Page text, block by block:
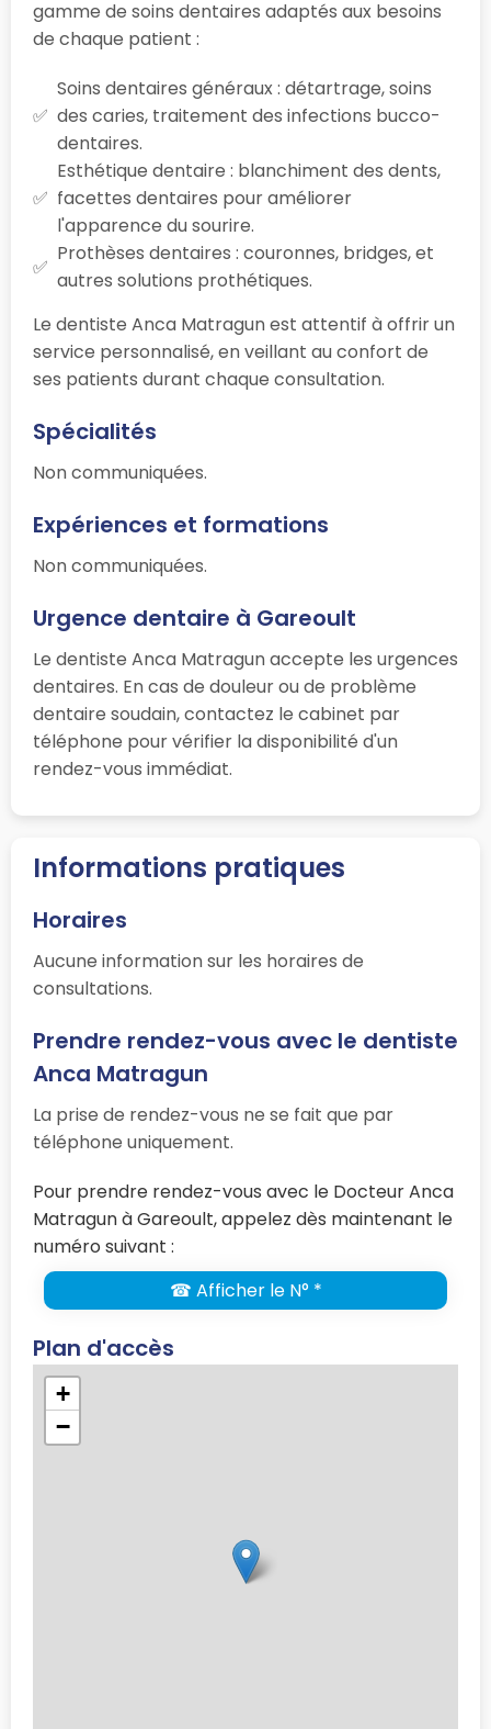
gamme de soins dentaires adaptés aux besoins
de chaque patient :
Soins dentaires généraux : détartrage, soins
des caries, traitement des infections bucco-
dentaires.
Esthétique dentaire : blanchiment des dents,
facettes dentaires pour améliorer
l'apparence du sourire.
Prothèses dentaires : couronnes, bridges, et
autres solutions prothétiques.
Le dentiste Anca Matragun est attentif à offrir un
service personnalisé, en veillant au confort de
ses patients durant chaque consultation.
Spécialités
Non communiquées.
Expériences et formations
Non communiquées.
Urgence dentaire à Gareoult
Le dentiste Anca Matragun accepte les urgences
dentaires. En cas de douleur ou de problème
dentaire soudain, contactez le cabinet par
téléphone pour vérifier la disponibilité d'un
rendez-vous immédiat.
Informations pratiques
Horaires
Aucune information sur les horaires de
consultations.
Prendre rendez-vous avec le dentiste
Anca Matragun
La prise de rendez-vous ne se fait que par
téléphone uniquement.
Pour prendre rendez-vous avec le Docteur Anca
Matragun à Gareoult, appelez dès maintenant le
numéro suivant :
☎ Afficher le N° *
Plan d'accès
+
−